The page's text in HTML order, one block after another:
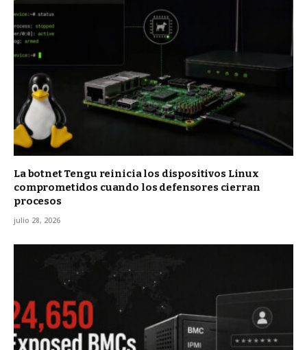
La botnet Tengu reinicia los dispositivos Linux
comprometidos cuando los defensores cierran
procesos
julio 28, 2026